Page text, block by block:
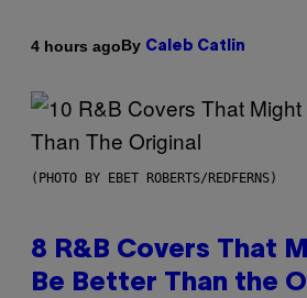
4 hours agoBy Caleb Catlin
(PHOTO BY EBET ROBERTS/REDFERNS)
8 R&B Covers That
Be Better Than the